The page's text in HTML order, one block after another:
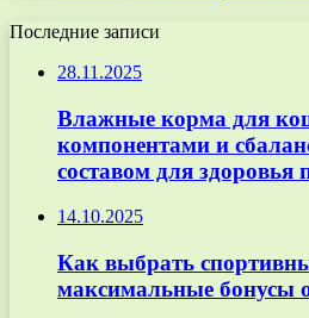
Последние записи
28.11.2025
Влажные корма для
компонентами и
составом для здоровья
14.10.2025
Как выбрать
максимальные бонусы